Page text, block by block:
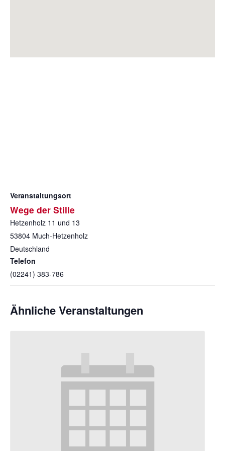
Veranstaltungsort
Wege der Stille
Hetzenholz 11 und 13
53804 Much-Hetzenholz
Deutschland
Telefon
(02241) 383-786
Ähnliche Veranstaltungen